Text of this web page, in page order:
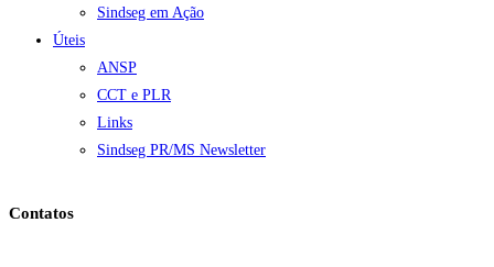
Sindseg em Ação
Úteis
ANSP
CCT e PLR
Links
Sindseg PR/MS Newsletter
Contatos